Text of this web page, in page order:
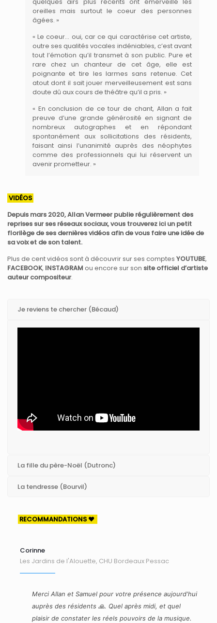
oreilles mais surtout le coeur des personnes
âgées. »
« Le coeur… oui, car ce qui caractérise cet artiste,
outre ses qualités vocales indéniables, c’est avant
tout l’émotion qu’il transmet à son public. Pure et
rare chez un chanteur de cet âge, elle est
poignante et tire les larmes sans retenue. Cet
atout dont il sait jouer merveilleusement est sans
doute dû aux cours de théâtre qu’il a pris. »
« En conclusion de ce tour de chant, Allan a fait
preuve d’une grande générosité en signant de
nombreux autographes et en répondant
spontanément aux sollicitations des résidents,
faisant ainsi l’unanimité auprès des néophytes
comme des professionnels qui lui réservent un
avenir prometteur. »
VIDÉOS
Depuis mars 2020, Allan Vermeer publie régulièrement des
reprises sur ses réseaux sociaux, vous trouverez ici un petit
florilège de ses dernières vidéos afin de vous faire une idée de
sa voix et de son talent.
Plus de cent vidéos sont à découvrir sur ses comptes YOUTUBE,
FACEBOOK, INSTAGRAM ou encore sur son site officiel d’artiste
auteur compositeur.
Je reviens te chercher (Bécaud)
La fille du père-Noël (Dutronc)
La tendresse (Bourvil)
RECOMMANDATIONS ❤️
Corinne
Les Jardins de l'Alouette, CHU Bordeaux Pessac
Merci Allan et Samuel pour votre présence aujourd'hui
auprès des résidents 🙏. Quel après midi, et quel
plaisir de constater les réels pouvoirs de la musique.